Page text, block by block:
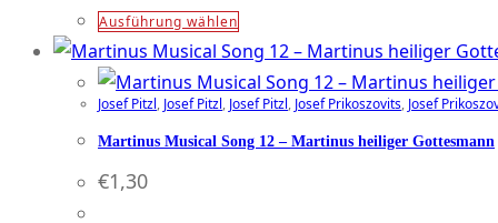
Optionen
können
auf
der
Produktseite
Ausführung wählenDieses
Produkt
weist
mehrere
Varianten
Josef Pitzl, Josef Pitzl, Josef Pitzl, Josef Prikoszovits, Josef
Martinus Musical Song 12 – Martinus heiliger Gottesmann
€1,30